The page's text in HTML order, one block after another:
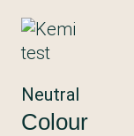
Neutral
Colour